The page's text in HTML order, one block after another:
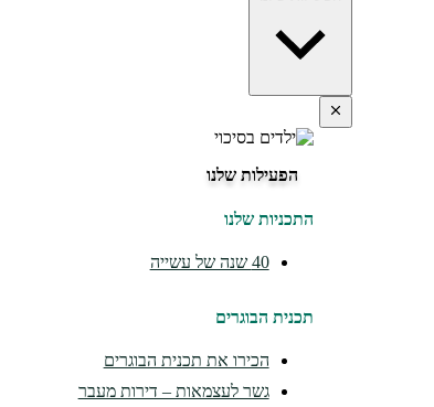
הפעילות שלנו
התכניות שלנו
40 שנה של עשייה
תכנית הבוגרים
הכירו את תכנית הבוגרים
גשר לעצמאות – דירות מעבר